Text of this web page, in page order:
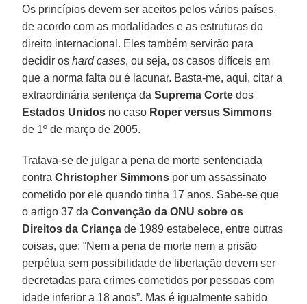
Os princípios devem ser aceitos pelos vários países,
de acordo com as modalidades e as estruturas do
direito internacional. Eles também servirão para
decidir oshard cases, ou seja, os casos difíceis em
que a norma falta ou é lacunar. Basta-me, aqui, citar a
extraordinária sentença daSuprema Corte dos
Estados Unidos no caso Roper versus Simmons
de 1º de março de 2005.
Tratava-se de julgar a pena de morte sentenciada
contraChristopher Simmons por um assassinato
cometido por ele quando tinha 17 anos. Sabe-se que
o artigo 37 daConvenção da ONU sobre os
Direitos da Criança de 1989 estabelece, entre outras
coisas, que: “Nem a pena de morte nem a prisão
perpétua sem possibilidade de libertação devem ser
decretadas para crimes cometidos por pessoas com
idade inferior a 18 anos”. Mas é igualmente sabido